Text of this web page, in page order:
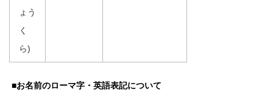
ょう
く
ら)
■お名前のローマ字・英語表記について